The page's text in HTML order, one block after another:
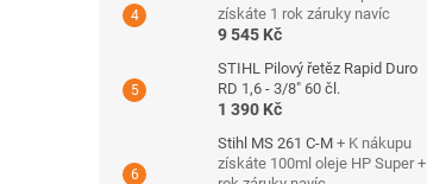
získáte 1 rok záruky navíc
9 545 Kč
STIHL Pilový řetěz Rapid Duro
RD 1,6 - 3/8" 60 čl.
1 390 Kč
Stihl MS 261 C-M + K nákupu
získáte 100ml oleje HP Super +